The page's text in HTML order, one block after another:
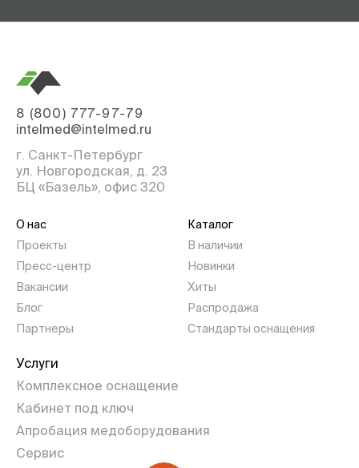
8 (800) 777-97-79
intelmed@intelmed.ru
г. Санкт-Петербург
ул. Новгородская, д. 23
БЦ «Базель», офис 320
О нас
Проекты
Пресс-центр
Вакансии
Блог
Партнеры
Каталог
В наличии
Новинки
Хиты
Распродажа
Стандарты оснащения
Услуги
Комплексное оснащение
Кабинет под ключ
Апробация медоборудования
Сервис